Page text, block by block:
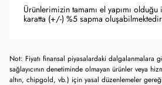
Ürünlerimizin tamamı el yapımı
karatta (+/-) %5 sapma
Not: Fiyatı finansal piyasalardaki dalgalanmalara
sağlayıcının denetiminde olmayan ürünler veya
altın, chipgold, vb.) için yasal düzenlemeler